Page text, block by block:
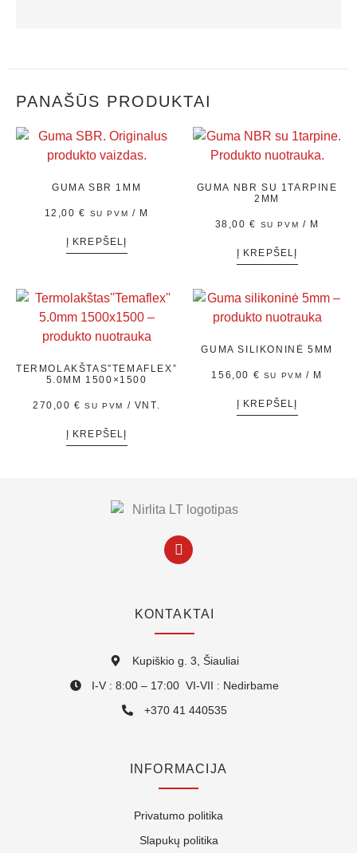
PANAŠŪS PRODUKTAI
GUMA SBR 1MM
12,00€ SU PVM / M
Į KREPŠELĮ
GUMA NBR SU 1TARPINE
2MM
38,00€ SU PVM / M
Į KREPŠELĮ
TERMOLAKŠTAS”TEMAFLEX”
5.0MM 1500×1500
270,00€ SU PVM / VNT.
Į KREPŠELĮ
GUMA SILIKONINĖ 5MM
156,00 € SU PVM / M
Į KREPŠELĮ
KONTAKTAI
Kupiškio g. 3, Šiauliai
I-V : 8:00 – 17:00 VI-VII : Nedirbame
+370 41 440535
INFORMACIJA
Privatumo politika
Slapukų politika